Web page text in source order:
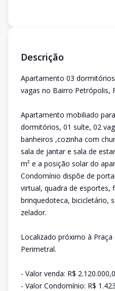
Descrição
Apartamento 03
vagas no Bairro Petrópolis,
Apartamento mobiliado
dormitórios, 01 suíte, 02
banheiros ,cozinha com
sala de jantar e sala de
m² e a posição solar do
Condomínio dispõe de
virtual, quadra de esportes,
brinquedoteca, bicicletário,
zelador.
Localizado próximo à Praça
Perimetral.
- Valor venda: R$
- Valor Condomínio: R$